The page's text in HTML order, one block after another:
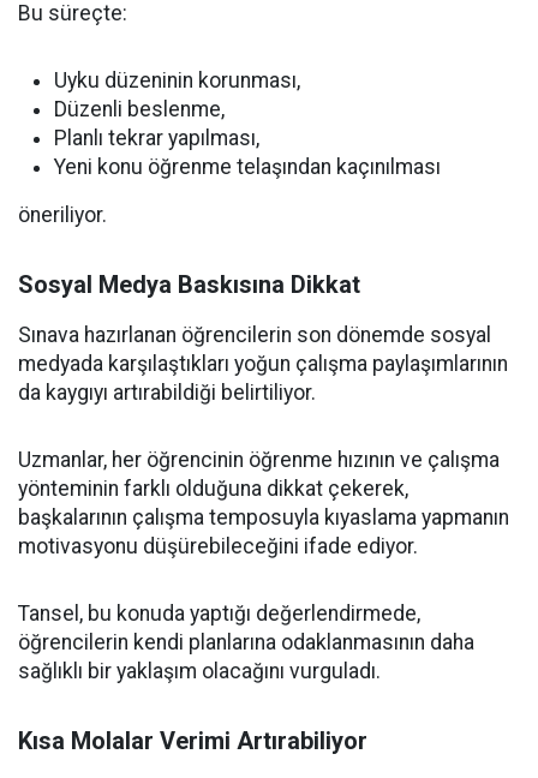
Bu süreçte:
Uyku düzeninin korunması,
Düzenli beslenme,
Planlı tekrar yapılması,
Yeni konu öğrenme telaşından kaçınılması
öneriliyor.
Sosyal Medya Baskısına Dikkat
Sınava hazırlanan öğrencilerin son dönemde sosyal
medyada karşılaştıkları yoğun çalışma paylaşımlarının
da kaygıyı artırabildiği belirtiliyor.
Uzmanlar, her öğrencinin öğrenme hızının ve çalışma
yönteminin farklı olduğuna dikkat çekerek,
başkalarının çalışma temposuyla kıyaslama yapmanın
motivasyonu düşürebileceğini ifade ediyor.
Tansel, bu konuda yaptığı değerlendirmede,
öğrencilerin kendi planlarına odaklanmasının daha
sağlıklı bir yaklaşım olacağını vurguladı.
Kısa Molalar Verimi Artırabiliyor